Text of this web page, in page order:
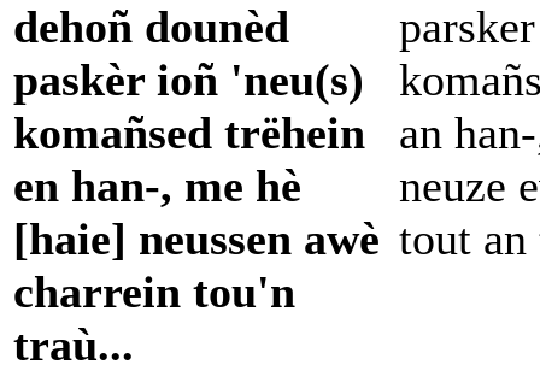
dehoñ dounèd
paskèr ioñ 'neu(s)
komañsed trëhein
en han-, me hè
[haie] neussen awè
charrein tou'n
traù...
an
neuze
tout an